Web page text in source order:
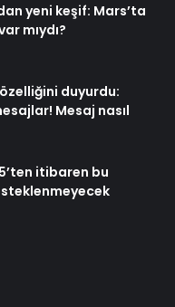
yeni keşif: Mars’ta
mıydı?
duyurdu:
Mesaj nasıl
itibaren bu